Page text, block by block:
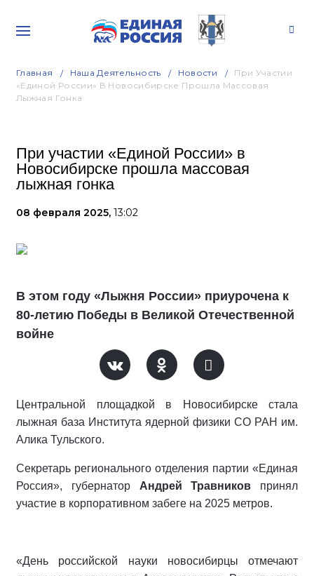
Главная Наша Деятельность Новости
При Участии
«Единой России» В Новосибирске Прошла Массовая
Лыжная Гонка
При участии «Единой России» в
Новосибирске прошла массовая
лыжная гонка
08 февраля 2025, 13:02
В этом году «Лыжня России» приурочена к
80-летию Победы в Великой Отечественной
войне
Центральной площадкой в Новосибирске стала
лыжная база Института ядерной физики СО РАН им.
Алика Тульского.
Секретарь регионального отделения партии «Единая
Россия», губернатор Андрей Травников принял
участие в корпоративном забеге на 2025 метров.
«День российской науки новосибирцы отмечают